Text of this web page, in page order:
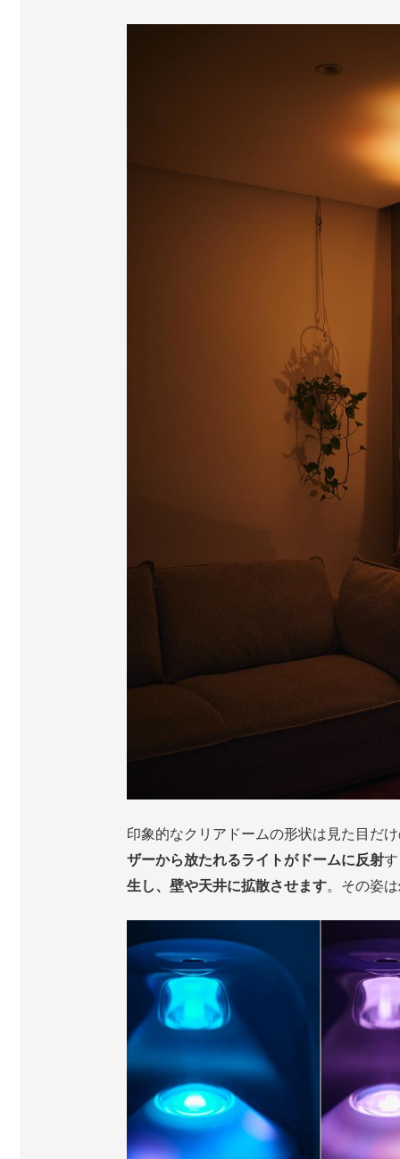
印象的なクリアドームの形状は見た目だ
ザーから放たれるライトがドームに反射
生し、壁や天井に拡散させます。その姿